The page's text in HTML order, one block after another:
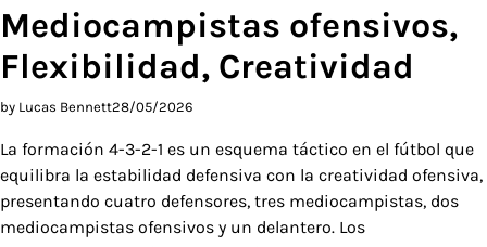
Mediocampistas ofensivos,
Flexibilidad, Creatividad
by Lucas Bennett28/05/2026
La formación 4-3-2-1 es un esquema táctico en el fútbol que
equilibra la estabilidad defensiva con la creatividad ofensiva,
presentando cuatro defensores, tres mediocampistas, dos
mediocampistas ofensivos y un delantero. Los